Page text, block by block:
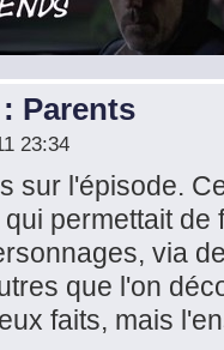
Parents
23:34
sur l'épisode.
permettait
via
que l'on
faits, mais